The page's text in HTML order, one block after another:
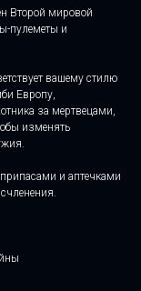
Второй мировой
пулеметы и
вашему стилю
Европу,
за мертвецами,
изменять
и аптечками